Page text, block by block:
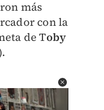
más
con la
de Toby